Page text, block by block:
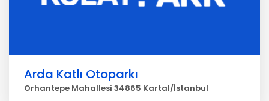
Arda Katlı Otoparkı
Orhantepe Mahallesi 34865 Kartal/İstanbul